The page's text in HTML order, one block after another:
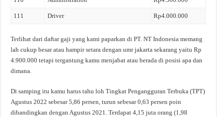
111 Driver Rp4.000.000
Terlihat dari daftar gaji yang kami paparkan di PT. NT Indonesia memang
lah cukup besar atau hampir setara dengan umr jakarta sekarang yaitu Rp
4.900.000 tetapi tergantung kamu menjabat atau berada di posisi apa dan
dimana.
Di samping itu kamu harus tahu loh Tingkat Pengangguran Terbuka (TPT)
Agustus 2022 sebesar 5,86 persen, turun sebesar 0,63 persen poin
dibandingkan dengan Agustus 2021. Terdapat 4,15 juta orang (1,98